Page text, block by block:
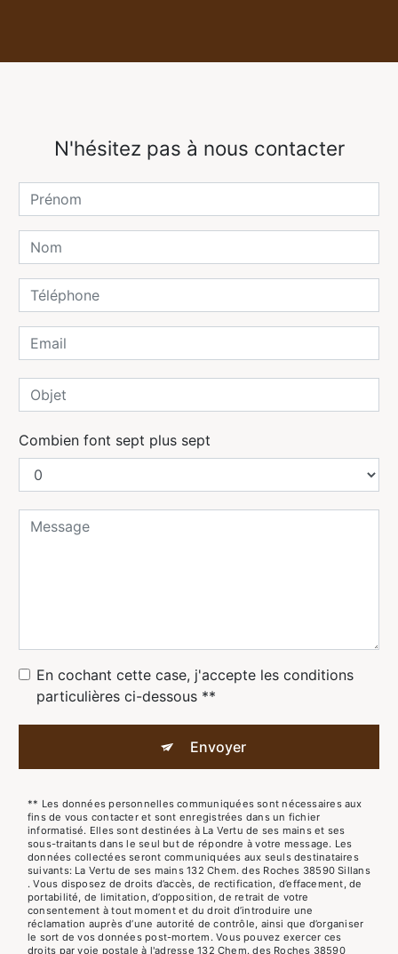
N'hésitez pas à nous contacter
Combien font sept plus sept
En cochant cette case, j'accepte les conditions
particulières ci-dessous **
Envoyer
** Les données personnelles communiquées sont nécessaires aux
fins de vous contacter et sont enregistrées dans un fichier
informatisé. Elles sont destinées à La Vertu de ses mains et ses
sous-traitants dans le seul but de répondre à votre message. Les
données collectées seront communiquées aux seuls destinataires
suivants: La Vertu de ses mains 132 Chem. des Roches 38590 Sillans
. Vous disposez de droits d’accès, de rectification, d’effacement, de
portabilité, de limitation, d’opposition, de retrait de votre
consentement à tout moment et du droit d’introduire une
réclamation auprès d’une autorité de contrôle, ainsi que d’organiser
le sort de vos données post-mortem. Vous pouvez exercer ces
droits par voie postale à l'adresse 132 Chem. des Roches 38590